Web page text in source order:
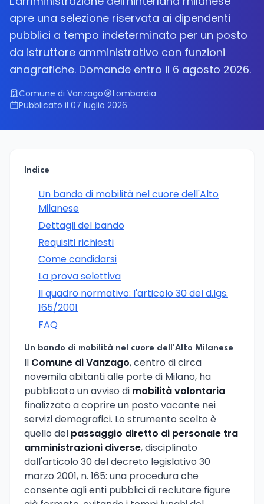
apre una selezione riservata ai dipendenti
pubblici a tempo indeterminato per un posto
da istruttore amministrativo con funzioni
anagrafiche. Domande entro il 6 agosto 2026.
Comune di Vanzago
Lombardia
Pubblicato il 07 luglio 2026
Indice
Un bando di mobilità nel cuore dell'Alto
Milanese
Dettagli del bando
Requisiti richiesti
Come candidarsi
La prova selettiva
Il quadro normativo: l'articolo 30 del d.lgs.
165/2001
FAQ
Un bando di mobilità nel cuore dell'Alto Milanese
Il Comune di Vanzago, centro di circa
novemila abitanti alle porte di Milano, ha
pubblicato un avviso di mobilità volontaria
finalizzato a coprire un posto vacante nei
servizi demografici. Lo strumento scelto è
quello del passaggio diretto di personale tra
amministrazioni diverse, disciplinato
dall'articolo 30 del decreto legislativo 30
marzo 2001, n. 165: una procedura che
consente agli enti pubblici di reclutare figure